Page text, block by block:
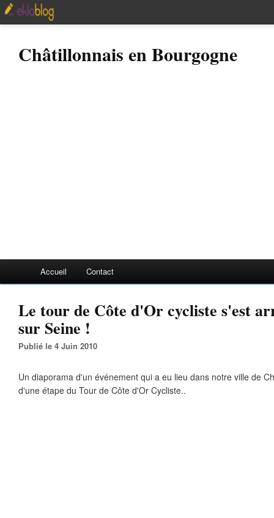
Châtillonnais en Bourgogne
Accueil Contact
Le tour de Côte d'Or cycliste s'est
sur Seine !
Publié le 4 Juin 2010
Un diaporama d'un événement qui a eu lieu dans notre ville de
d'une étape du Tour de Côte d'Or Cycliste..